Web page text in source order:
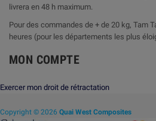
livrera en 48 h maximum.
Pour des commandes de + de 20 kg, Tam
heures (pour les départements les plus
MON COMPTE
Exercer mon droit de rétractation
Copyright © 2026 Quai West Composites